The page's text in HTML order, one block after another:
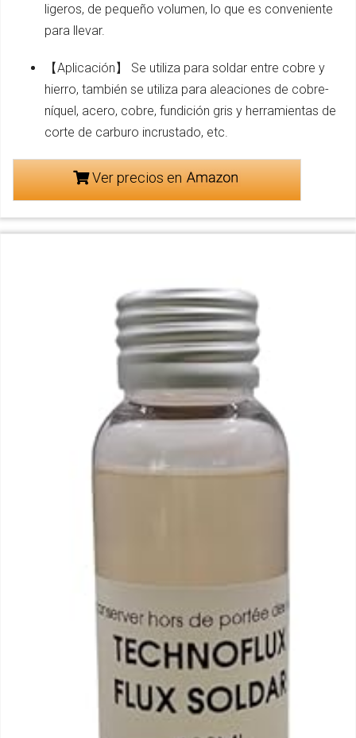
ligeros, de pequeño volumen, lo que es conveniente
para llevar.
【Aplicación】 Se utiliza para soldar entre cobre y
hierro, también se utiliza para aleaciones de cobre-
níquel, acero, cobre, fundición gris y herramientas de
corte de carburo incrustado, etc.
Ver precios en